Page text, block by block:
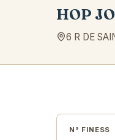
HOP
6 R DE
N° FINESS